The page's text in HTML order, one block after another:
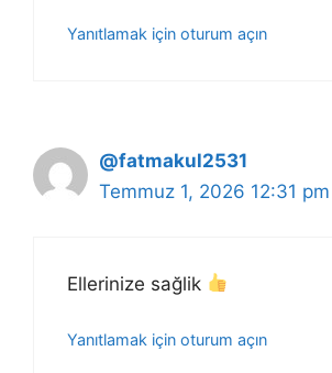
Yanıtlamak için oturum açın
@fatmakul2531
Temmuz 1, 2026 12:31 pm
Ellerinize sağlik
Yanıtlamak için oturum açın